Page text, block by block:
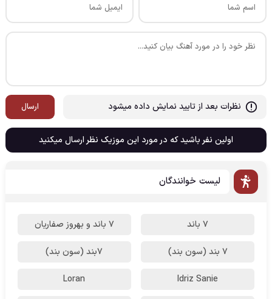
نظرات بعد از تایید نمایش داده میشود ارسال
اولین نفر باشید که در مورد این موزیک نظر ارسال میکنید
لیست خوانندگان
7 باند 7 باند و بهروز صفاریان
7 بند (سون بند) ۷بند (سون بند)
Idriz Sanie
Loran